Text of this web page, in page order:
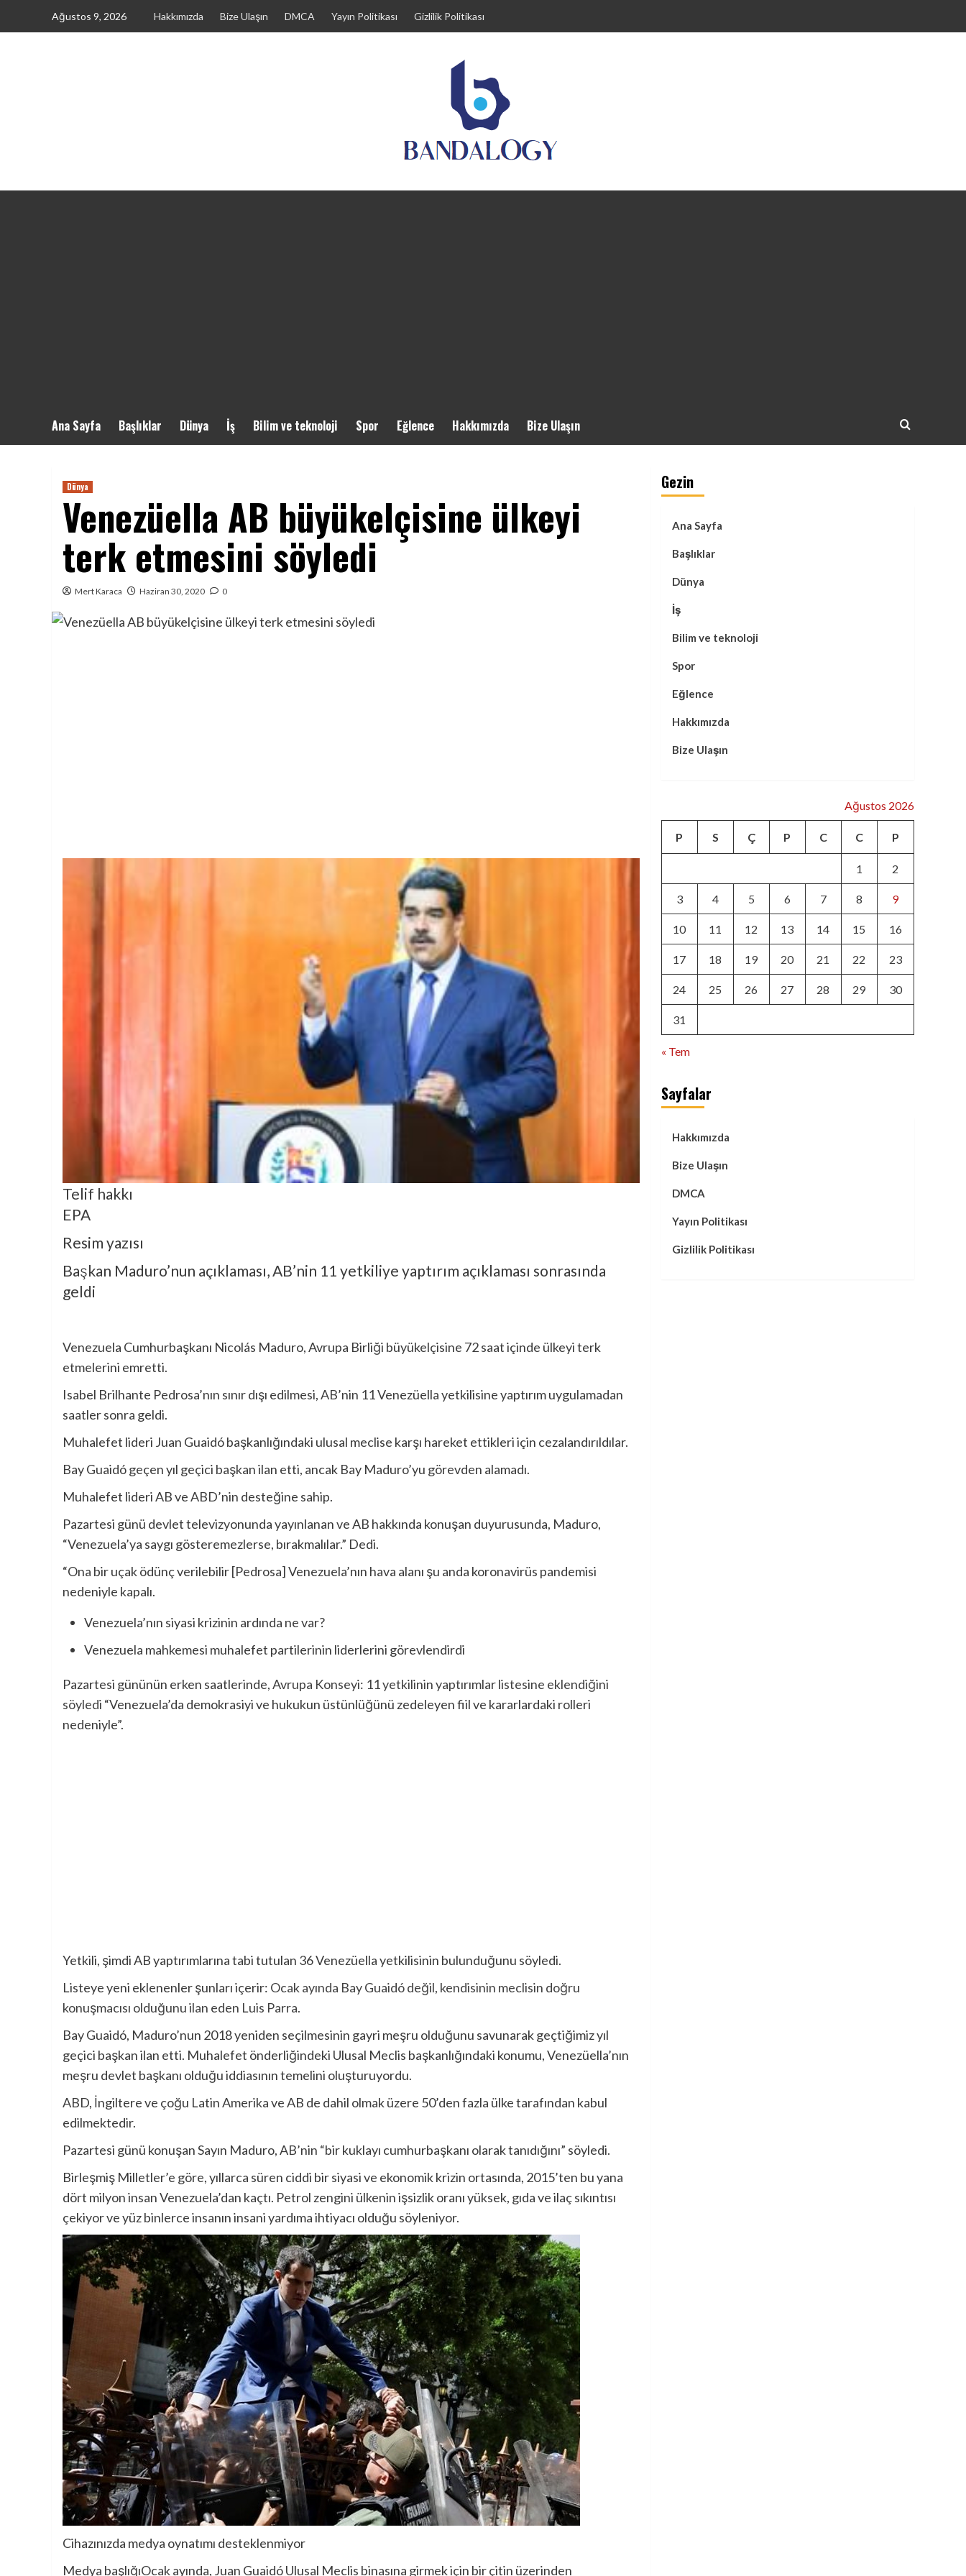
Ağustos 9, 2026 Hakkımızda Bize Ulaşın DMCA Yayın Politikası Gizlilik Politikası
Ana Sayfa Başlıklar Dünya İş Bilim ve teknoloji Spor Eğlence Hakkımızda Bize Ulaşın
Dünya
Venezüella AB büyükelçisine ülkeyi
terk etmesini söyledi
Mert Karaca Haziran 30, 2020 0
Telif hakkı
EPA
Resim yazısı
Başkan Maduro’nun açıklaması, AB’nin 11 yetkiliye yaptırım açıklaması sonrasında
geldi
Venezuela Cumhurbaşkanı Nicolás Maduro, Avrupa Birliği büyükelçisine 72 saat içinde ülkeyi terk
etmelerini emretti.
Isabel Brilhante Pedrosa’nın sınır dışı edilmesi, AB’nin 11 Venezüella yetkilisine yaptırım uygulamadan
saatler sonra geldi.
Muhalefet lideri Juan Guaidó başkanlığındaki ulusal meclise karşı hareket ettikleri için cezalandırıldılar.
Bay Guaidó geçen yıl geçici başkan ilan etti, ancak Bay Maduro’yu görevden alamadı.
Muhalefet lideri AB ve ABD’nin desteğine sahip.
Pazartesi günü devlet televizyonunda yayınlanan ve AB hakkında konuşan duyurusunda, Maduro,
“Venezuela’ya saygı gösteremezlerse, bırakmalılar.” Dedi.
“Ona bir uçak ödünç verilebilir [Pedrosa] Venezuela’nın hava alanı şu anda koronavirüs pandemisi
nedeniyle kapalı.
Venezuela’nın siyasi krizinin ardında ne var?
Venezuela mahkemesi muhalefet partilerinin liderlerini görevlendirdi
Pazartesi gününün erken saatlerinde,Avrupa Konseyi: 11 yetkilinin yaptırımlar listesine eklendiğini
söyledi “Venezuela’da demokrasiyi ve hukukun üstünlüğünü zedeleyen fiil ve kararlardaki rolleri
nedeniyle”.
Yetkili, şimdi AB yaptırımlarına tabi tutulan 36 Venezüella yetkilisinin bulunduğunu söyledi.
Listeye yeni eklenenler şunları içerir: Ocak ayında Bay Guaidó değil, kendisinin meclisin doğru
konuşmacısı olduğunu ilan eden Luis Parra.
Bay Guaidó, Maduro’nun 2018 yeniden seçilmesinin gayri meşru olduğunu savunarak geçtiğimiz yıl
geçici başkan ilan etti. Muhalefet önderliğindeki Ulusal Meclis başkanlığındaki konumu, Venezüella’nın
meşru devlet başkanı olduğu iddiasının temelini oluşturuyordu.
ABD, İngiltere ve çoğu Latin Amerika ve AB de dahil olmak üzere 50’den fazla ülke tarafından kabul
edilmektedir.
Pazartesi günü konuşan Sayın Maduro, AB’nin “bir kuklayı cumhurbaşkanı olarak tanıdığını” söyledi.
Birleşmiş Milletler’e göre, yıllarca süren ciddi bir siyasi ve ekonomik krizin ortasında, 2015’ten bu yana
dört milyon insan Venezuela’dan kaçtı. Petrol zengini ülkenin işsizlik oranı yüksek, gıda ve ilaç sıkıntısı
çekiyor ve yüz binlerce insanın insani yardıma ihtiyacı olduğu söyleniyor.
Cihazınızda medya oynatımı desteklenmiyor
Medya başlığıOcak ayında, Juan Guaidó Ulusal Meclis binasına girmek için bir çitin üzerinden
Gezin
Ana Sayfa
Başlıklar
Dünya
İş
Bilim ve teknoloji
Spor
Eğlence
Hakkımızda
Bize Ulaşın
Ağustos 2026
P S Ç P C C P
1 2
3 4 5 6 7 8 9
10 11 12 13 14 15 16
17 18 19 20 21 22 23
24 25 26 27 28 29 30
31
« Tem
Sayfalar
Hakkımızda
Bize Ulaşın
DMCA
Yayın Politikası
Gizlilik Politikası